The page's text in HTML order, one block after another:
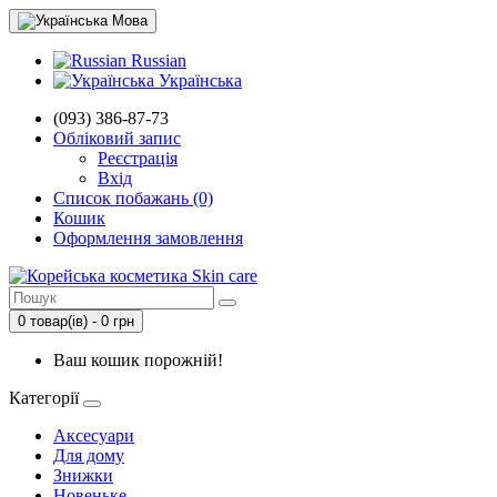
Мова
Russian
Українська
(093) 386-87-73
Обліковий запис
Реєстрація
Вхід
Список побажань (0)
Кошик
Оформлення замовлення
0 товар(ів) - 0 грн
Ваш кошик порожній!
Категорії
Аксесуари
Для дому
Знижки